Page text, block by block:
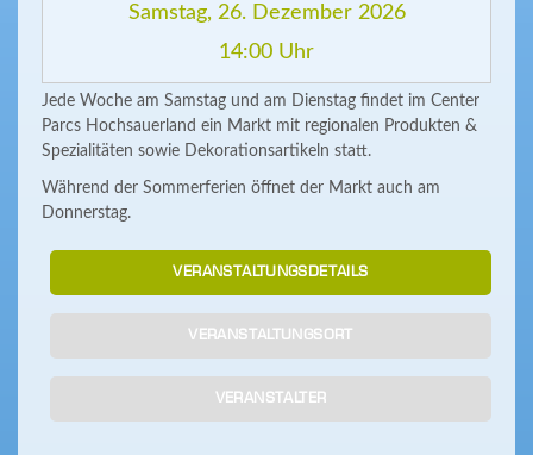
Samstag, 26. Dezember 2026
14:00 Uhr
Jede Woche am Samstag und am Dienstag findet im Center
Parcs Hochsauerland ein Markt mit regionalen Produkten &
Spezialitäten sowie Dekorationsartikeln statt.
Während der Sommerferien öffnet der Markt auch am
Donnerstag.
VERANSTALTUNGSDETAILS
VERANSTALTUNGSORT
VERANSTALTER